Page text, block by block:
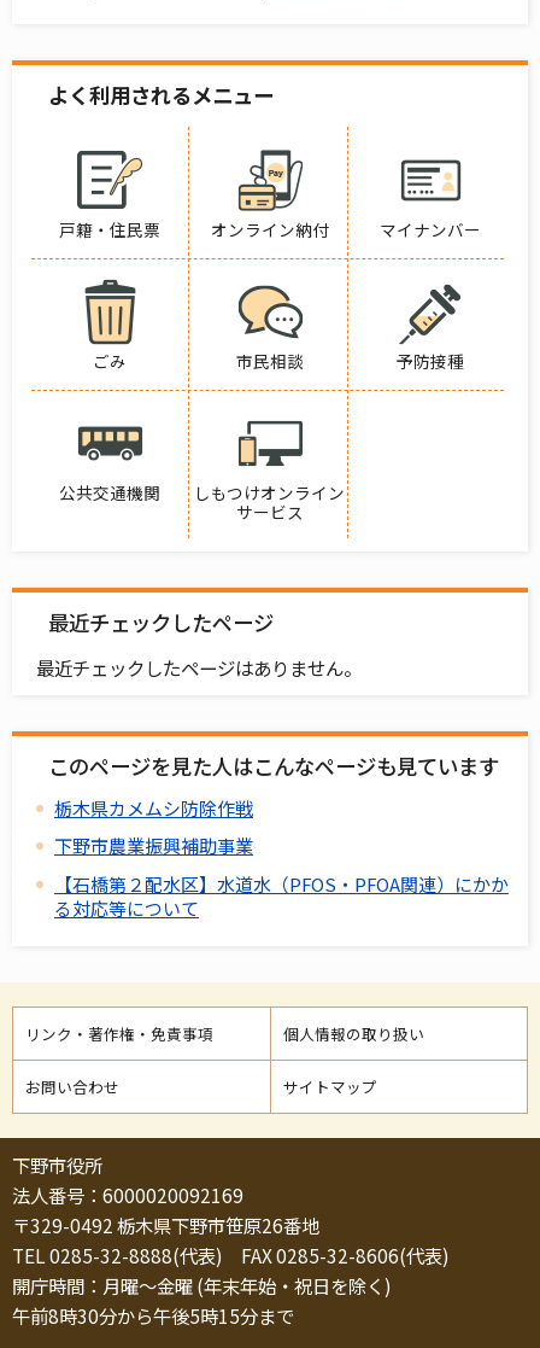
よく利用されるメニュー
戸籍・住民票 オンライン納付 マイナンバー
ごみ 市民相談 予防接種
公共交通機関
しもつけオンライン
サービス
最近チェックしたページ
最近チェックしたページはありません。
このページを見た人はこんなページも見ています
栃木県カメムシ防除作戦
下野市農業振興補助事業
【石橋第２配水区】水道水（PFOS・PFOA関連）にかか
る対応等について
リンク・著作権・免責事項 個人情報の取り扱い
お問い合わせ サイトマップ
下野市役所
法人番号：6000020092169
〒329-0492 栃木県下野市笹原26番地
TEL 0285-32-8888(代表) FAX 0285-32-8606(代表)
開庁時間：月曜～金曜 (年末年始・祝日を除く)
午前8時30分から午後5時15分まで